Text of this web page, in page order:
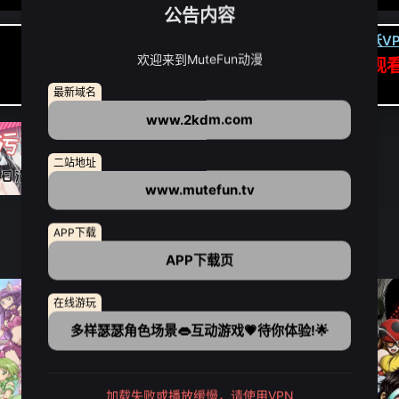
下载虎跃
APP高速专线可前往APP观
公告内容
欢迎来到MuteFun动漫
最新域名
www.2kdm.com
二站地址
www.mutefun.tv
APP下载
APP下载页
在线游玩
多样瑟瑟角色场景👄互动游戏💗待你体验!🌟
加载失败或播放缓慢，请使用VPN